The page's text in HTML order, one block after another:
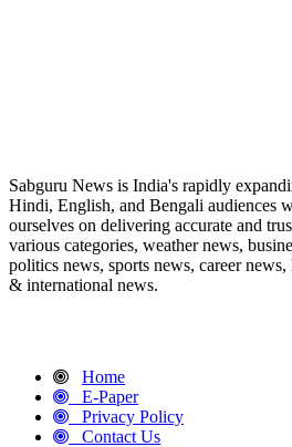
Sabguru News is India's rapidly
Hindi, English, and Bengali audiences
ourselves on delivering accurate and
various categories, weather news,
politics news, sports news, career
& international news.
Home
E-Paper
Privacy Policy
Contact Us